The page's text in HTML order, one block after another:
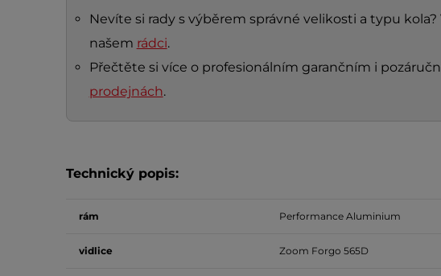
Nevíte si rady s výběrem správné velikosti a typu kola?
našem rádci.
Přečtěte si více o profesionálním garančním i
prodejnách.
Technický popis:
rám Performance Aluminium
vidlice Zoom Forgo 565D